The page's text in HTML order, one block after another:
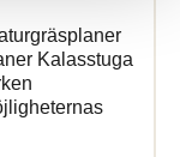
Kalasstuga